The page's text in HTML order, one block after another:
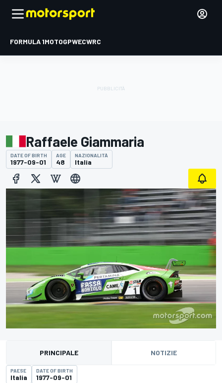
FORMULA 1MOTOGPWECWRC
Raffaele Giammaria
DATE OF BIRTH
1977-09-01
AGE
48
NAZIONALITÀ
Italia
PRINCIPALE NOTIZIE
PAESE
Italia
DATE OF BIRTH
1977-09-01